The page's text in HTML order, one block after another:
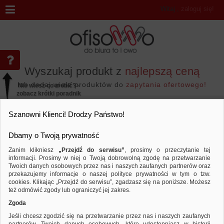
Wyszukaj produkt z najlepszą ceną
lub dodaj wiele produktów do zapytania ofertowego!
Witaj ,
Marka APLI
Porównaj Sortuj według
Nie wiesz co zrobić? -
zobacz krótki poradnik
Szanowni Klienci! Drodzy Państwo!
Dbamy o Twoją prywatność
Zanim klikniesz „Przejdź do serwisu”, prosimy o przeczytanie tej
informacji. Prosimy w niej o Twoją dobrowolną zgodę na przetwarzanie
Twoich danych osobowych przez nas i naszych zaufanych partnerów oraz
przekazujemy informacje o naszej polityce prywatności w tym o tzw.
cookies. Klikając „Przejdź do serwisu”, zgadzasz się na poniższe. Możesz
też odmówić zgody lub ograniczyć jej zakres.
Zgoda
Jeśli chcesz zgodzić się na przetwarzanie przez nas i naszych zaufanych